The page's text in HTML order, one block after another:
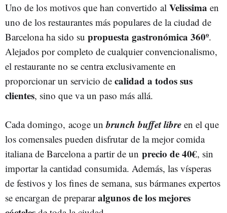
Uno de los motivos que han convertido al Velissima en
uno de los restaurantes más populares de la ciudad de
Barcelona ha sido su propuesta gastronómica 360º.
Alejados por completo de cualquier convencionalismo,
el restaurante no se centra exclusivamente en
proporcionar un servicio de calidad a todos sus
clientes, sino que va un paso más allá.
Cada domingo, acoge unbrunch buffet libre en el que
los comensales pueden disfrutar de la mejor comida
italiana de Barcelona a partir de un precio de 40€, sin
importar la cantidad consumida. Además, las vísperas
de festivos y los fines de semana, sus bármanes expertos
se encargan de prepararalgunos de los mejores